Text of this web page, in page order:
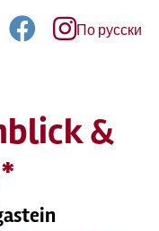
По русски
&